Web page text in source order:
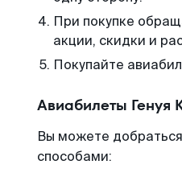
При покупке
акции, скидки и
Покупайте
Авиабилеты Генуя
Вы можете
способами: